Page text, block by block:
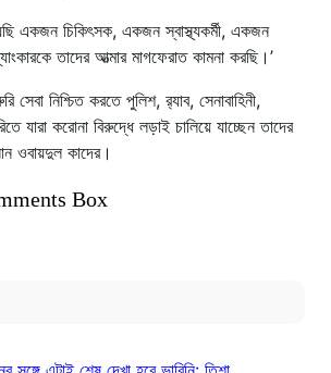
একজন চিকিৎসক, একজন স্বাস্থ্যকর্মী, একজন
তাদের আত্মার মাগফেরাত কামনা করছি।’
সেবা নিশ্চিত করতে পুলিশ, র‌্যাব, সেনাবাহিনী,
যারা করোনা বিরুদ্ধে লড়াই চালিয়ে যাচ্ছেন তাদের
ওবায়দুল কাদের।
Box